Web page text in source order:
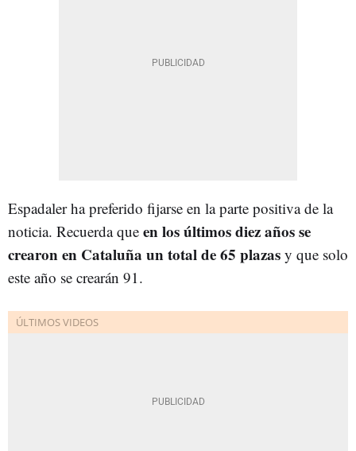
Espadaler ha preferido fijarse en la parte positiva de la
noticia. Recuerda que en los últimos diez años se
crearon en Cataluña un total de 65 plazas y que solo
este año se crearán 91.